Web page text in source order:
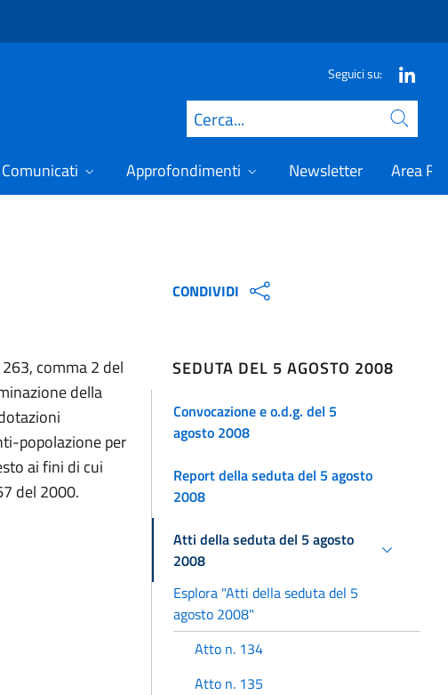
Seguici su:
Cerca
Approfondimenti Newsletter Area
comma 2 del
della
popolazione per
ai fini di cui
del 2000.
CONDIVIDI
SEDUTA DEL 5 AGOSTO 2008
Convocazione e o.d.g. del 5
agosto 2008
Report della seduta del 5 agosto
2008
Atti della seduta del 5 agosto
2008
Esplora "Atti della seduta del 5
agosto 2008"
Atto n. 134
Atto n. 135